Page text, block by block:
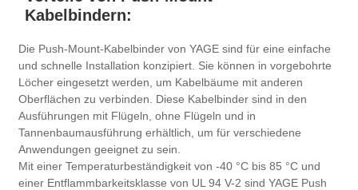
Kabelbindern:
Die Push-Mount-Kabelbinder von YAGE sind für eine einfache
und schnelle Installation konzipiert. Sie können in vorgebohrte
Löcher eingesetzt werden, um Kabelbäume mit anderen
Oberflächen zu verbinden. Diese Kabelbinder sind in den
Ausführungen mit Flügeln, ohne Flügeln und in
Tannenbaumausführung erhältlich, um für verschiedene
Anwendungen geeignet zu sein.
Mit einer Temperaturbeständigkeit von -40 °C bis 85 °C und
einer Entflammbarkeitsklasse von UL 94 V-2 sind YAGE Push